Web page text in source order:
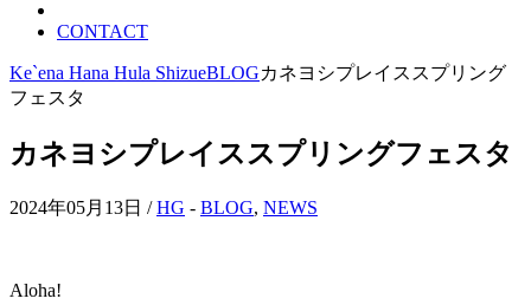
CONTACT
Ke`ena Hana Hula ShizueBLOGカネヨシプレイススプリング
フェスタ
カネヨシプレイススプリングフェスタ
2024年05月13日 /HG - BLOG, NEWS
Aloha!